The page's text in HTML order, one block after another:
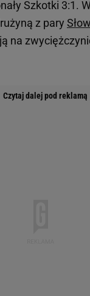
Szkotki 3:1.
z pary
na